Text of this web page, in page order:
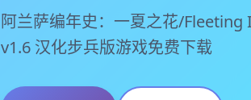
阿兰萨编年史：一夏之花/Fleeting
v1.6 汉化步兵版游戏免费下载